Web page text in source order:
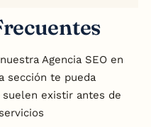
Agencia SEO en
sección te pueda
existir antes de